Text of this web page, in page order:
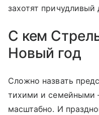
захотят причудливый
С кем
Новый год
Сложно назвать
тихими и семейными
масштабно. И